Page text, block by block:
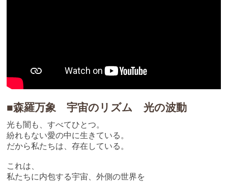
■森羅万象 宇宙のリズム 光の波動
光も闇も、すべてひとつ。
紛れもない愛の中に生きている。
だから私たちは、存在している。
これは、
私たちに内包する宇宙、外側の世界を